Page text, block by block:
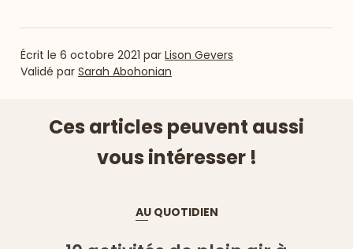
Écrit le 6 octobre 2021 par Lison Gevers
Validé par Sarah Abohonian
Ces articles peuvent aussi
vous intéresser !
AU QUOTIDIEN